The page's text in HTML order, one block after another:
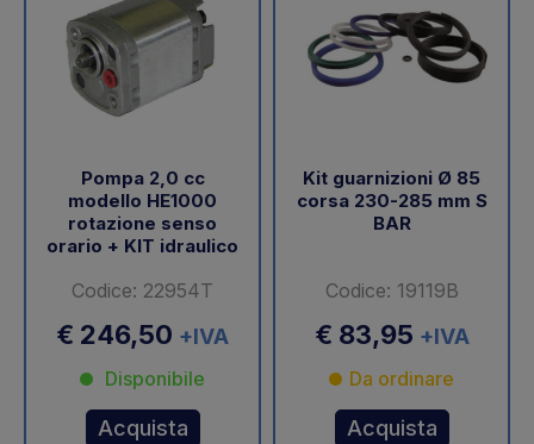
Pompa 2,0 cc
modello HE1000
rotazione senso
orario + KIT idraulico
Codice: 22954T
€ 246,50 +IVA
Disponibile
Acquista
Kit guarnizioni Ø 85
corsa 230-285 mm S
BAR
Codice: 19119B
€ 83,95 +IVA
Da ordinare
Acquista